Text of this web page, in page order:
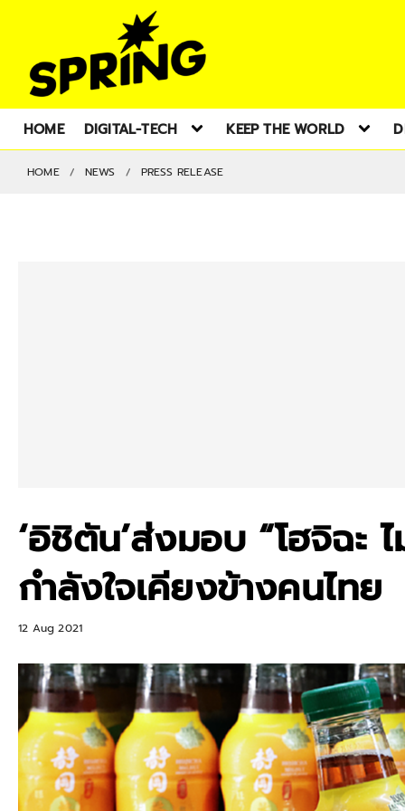
HOME DIGITAL-TECH KEEP THE WORLD
HOME NEWS PRESS RELEASE
‘อิชิตัน’ส่งมอบ “โฮจิฉะ
กำลังใจเคียงข้างคนไทย
12 Aug 2021